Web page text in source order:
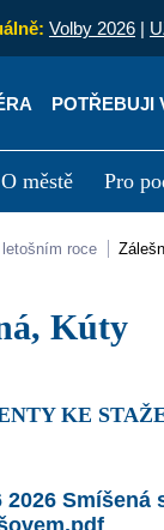
Volby 2026 |
POTŘEBUJI
O městě Pro
letošním roce
Kúty
KE
2026